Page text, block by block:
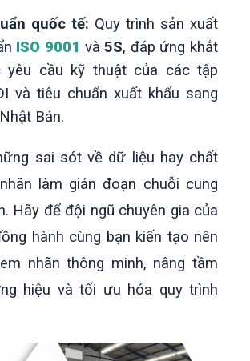
quốc tế: Quy trình sản xuất
ISO 9001 và5S, đáp ứng khắt
yêu cầu kỹ thuật của các tập
và tiêu chuẩn xuất khẩu sang
Bản.
sai sót về dữ liệu hay chất
làm gián đoạn chuỗi cung
Hãy để đội ngũ chuyên gia của
hành cùng bạn kiến tạo nên
nhãn thông minh, nâng tầm
hiệu và tối ưu hóa quy trình